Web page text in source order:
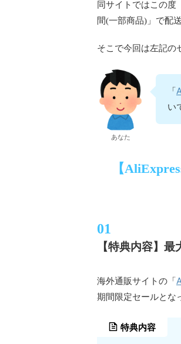
同サイトではこの度
間(一部商品)」で配
そこで今回は左記の
あなた
「
い
【
【特典内容】
海外通販サイトの「
期間限定セールとな
特典内容